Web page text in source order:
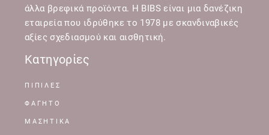
άλλα βρεφικά προϊόντα. Η BIBS είναι μια δανέζικη
εταιρεία που ιδρύθηκε το 1978 με σκανδιναβικές
αξίες σχεδιασμού και αισθητική.
Κατηγορίες
ΠΙΠΙΛΕΣ
ΦΑΓΗΤΟ
ΜΑΣΗΤΙΚΑ